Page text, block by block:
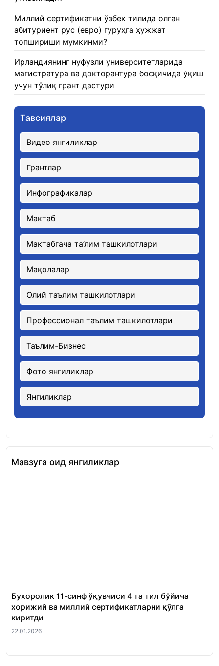
Миллий сертификатни ўзбек тилида олган
абитуриент рус (евро) гуруҳга ҳужжат
топшириши мумкинми?
Ирландиянинг нуфузли университетларида
магистратура ва докторантура босқичида ўқиш
учун тўлиқ грант дастури
Тавсиялар
Видео янгиликлар
Грантлар
Инфографикалар
Мактаб
Мактабгача та’лим ташкилотлари
Мақолалар
Олий таълим ташкилотлари
Профессионал таълим ташкилотлари
Таълим-Бизнес
Фото янгиликлар
Янгиликлар
Мавзуга оид янгиликлар
Бухоролик 11-синф ўқувчиси 4 та тил бўйича
хорижий ва миллий сертификатларни қўлга
киритди
22.01.2026